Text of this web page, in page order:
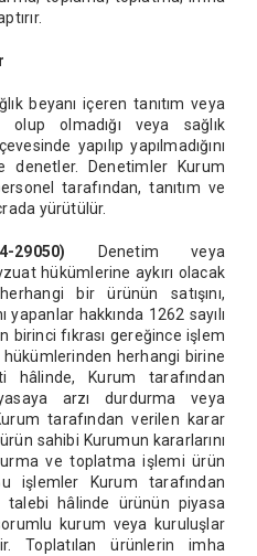
beyanı içeren tanıtım veya
olup olmadığı veya sağlık
yapılıp yapılmadığını
denetler. Denetimler Kurum
tarafından, tanıtım ve
yürütülür.
29050)
Denetim veya
hükümlerine aykırı olacak
bir ürünün satışını,
yapanlar hakkında 1262 sayılı
birinci fıkrası gereğince işlem
hükümlerinden herhangi birine
hâlinde, Kurum tarafından
arzı durdurma veya
tarafından verilen karar
sahibi Kurumun kararlarını
ve toplatma işlemi ürün
işlemler Kurum tarafından
talebi hâlinde ürünün piyasa
kurum veya kuruluşlar
Toplatılan ürünlerin imha